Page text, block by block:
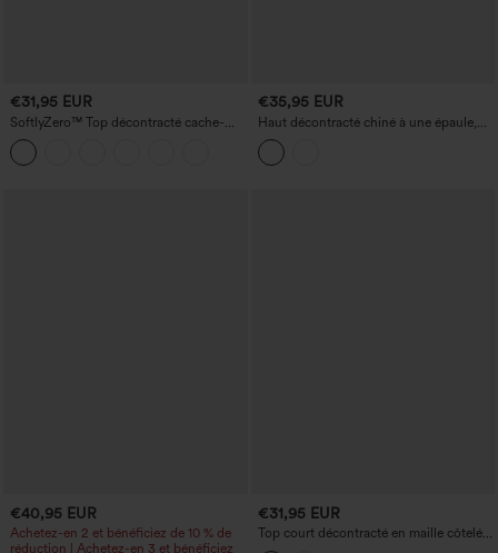
€31,95 EUR
SoftlyZero™ Top décontracté cache-
cœur croisé à manches longues avec
trous pour le pouce et lien à nouer
€35,95 EUR
Haut décontracté chiné à une épaule,
manches courtes, ourlet arrondi
asymétrique (plus court devant, plus
long derrière) avec soutien-gorge
€40,95 EUR
Achetez-en 2 et bénéficiez de 10 % de
réduction | Achetez-en 3 et bénéficiez
€31,95 EUR
Top court décontracté en maille côtelée
à une épaule, manches longues, avec